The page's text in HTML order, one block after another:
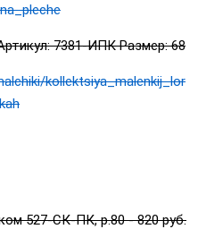
7381-ИПК Размер: 68
kollektsiya_malenkij_lor
527-СК-ПК, р.80 - 820 руб.